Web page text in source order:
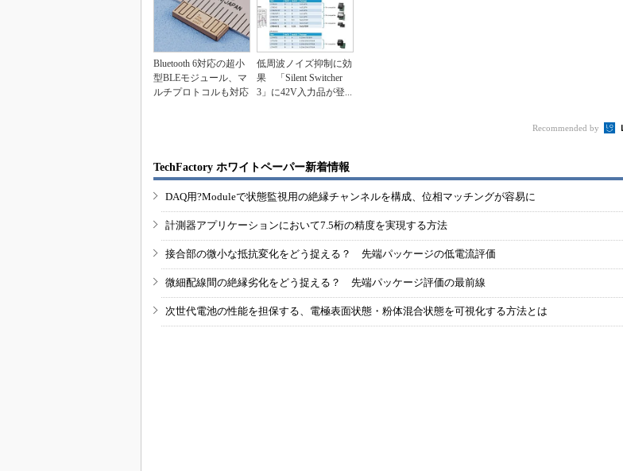
Bluetooth 6対応の超小
型BLEモジュール、マ
ルチプロトコルも対応
低周波ノイズ抑制に効
果 「Silent Switcher
3」に42V入力品が登...
Recommended by
TechFactory ホワイトペーパー新着情報
DAQ用?Moduleで状態監視用の絶縁チャンネルを構成、位相マッチングが容易に
計測器アプリケーションにおいて7.5桁の精度を実現する方法
接合部の微小な抵抗変化をどう捉える？ 先端パッケージの低電流評価
微細配線間の絶縁劣化をどう捉える？ 先端パッケージ評価の最前線
次世代電池の性能を担保する、電極表面状態・粉体混合状態を可視化する方法とは